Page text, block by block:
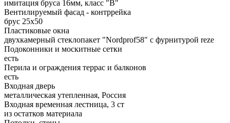
имитация бруса 16мм, класс "В"
Вентилируемый фасад - контррейка
брус 25х50
Пластиковые окна
двухкамерный стеклопакет "Nordprof58" c фурнитурой reze
Подоконники и москитные сетки
есть
Перила и ограждения террас и балконов
есть
Входная дверь
металлическая утепленная, Россия
Входная временная лестница, 3 ст
из остатков материала